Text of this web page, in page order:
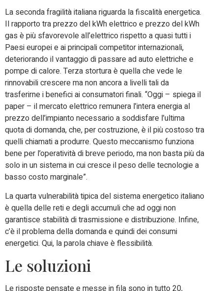
La seconda fragilità italiana riguarda la fiscalità energetica.
Il rapporto tra prezzo del kWh elettrico e prezzo del kWh
gas è più sfavorevole all’elettrico rispetto a quasi tutti i
Paesi europei e ai principali competitor internazionali,
deteriorando il vantaggio di passare ad auto elettriche e
pompe di calore. Terza stortura è quella che vede le
rinnovabili crescere ma non ancora a livelli tali da
trasferirne i benefici ai consumatori finali. “Oggi – spiega il
paper – il mercato elettrico remunera l’intera energia al
prezzo dell’impianto necessario a soddisfare l’ultima
quota di domanda, che, per costruzione, è il più costoso tra
quelli chiamati a produrre. Questo meccanismo funziona
bene per l’operatività di breve periodo, ma non basta più da
solo in un sistema in cui cresce il peso delle tecnologie a
basso costo marginale”.
La quarta vulnerabilità tipica del sistema energetico italiano
è quella delle reti e degli accumuli che ad oggi non
garantisce stabilità di trasmissione e distribuzione. Infine,
c’è il problema della domanda e quindi dei consumi
energetici. Qui, la parola chiave è flessibilità.
Le soluzioni
Le risposte pensate e messe in fila sono in tutto 20,